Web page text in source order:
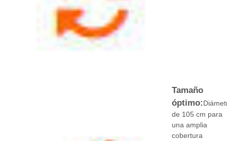
Solicitar una cotización
paraguas del golf
Tamaño
óptimo:
de 105 cm para
una amplia
cobertura